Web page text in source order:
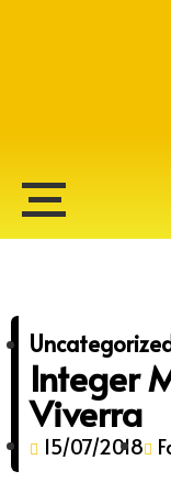
Integer
Viverra
15/07/2018